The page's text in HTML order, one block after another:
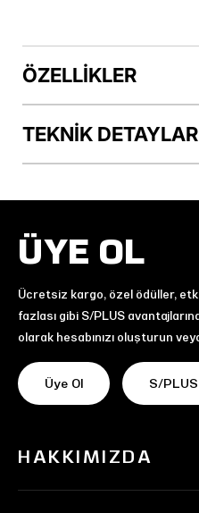
ÖZELLİKLER
TEKNİK DETAYLAR
ÜYE OL
Ücretsiz kargo, özel ödüller,
fazlası gibi S/PLUS
olarak hesabınızı oluşturun
Üye Ol S/
HAKKIMIZDA